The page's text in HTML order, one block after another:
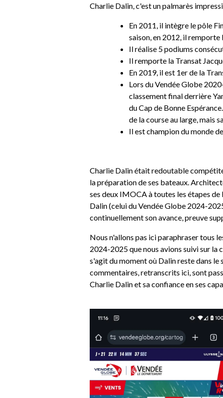
Charlie Dalin, c'est un palmarès
En 2011, il intègre le pôle
saison, en 2012, il
Il réalise 5 podiums
Il remporte la Transat
En 2019, il est 1er de la
Lors du Vendée Globe
classement final derrière
du Cap de Bonne
de la course au large, mais
Il est champion du monde
Charlie Dalin était redoutable
la préparation de ses bateaux.
ses deux IMOCA à toutes les étapes
Dalin (celui du Vendée Globe 2024-
continuellement son avance, preuve
Nous n'allons pas ici paraphraser tous
2024-2025 que nous avions suivi sur
s'agit du moment où Dalin reste dans
commentaires, retranscrits ici, sont
Charlie Dalin et sa confiance en ses